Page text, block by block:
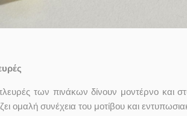
των πινάκων δίνουν μοντέρνο και
ομαλή συνέχεια του μοτίβου και